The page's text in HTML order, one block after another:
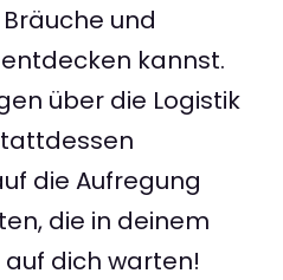
und
kannst.
über die Logistik
die Aufregung
die in deinem
dich warten!